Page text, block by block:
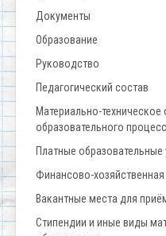
Документы
Образование
Руководство
Педагогический состав
Материально-
образовательного
Платные образовательные
Финансово-хозяйственная
Вакантные места для
Стипендии и иные виды